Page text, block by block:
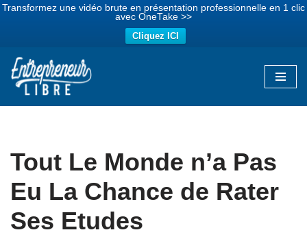
Transformez une vidéo brute en présentation professionnelle en 1 clic
avec OneTake >>
Cliquez ICI
Aller
Tout Le Monde n’a Pas
Eu La Chance de Rater
Ses Etudes